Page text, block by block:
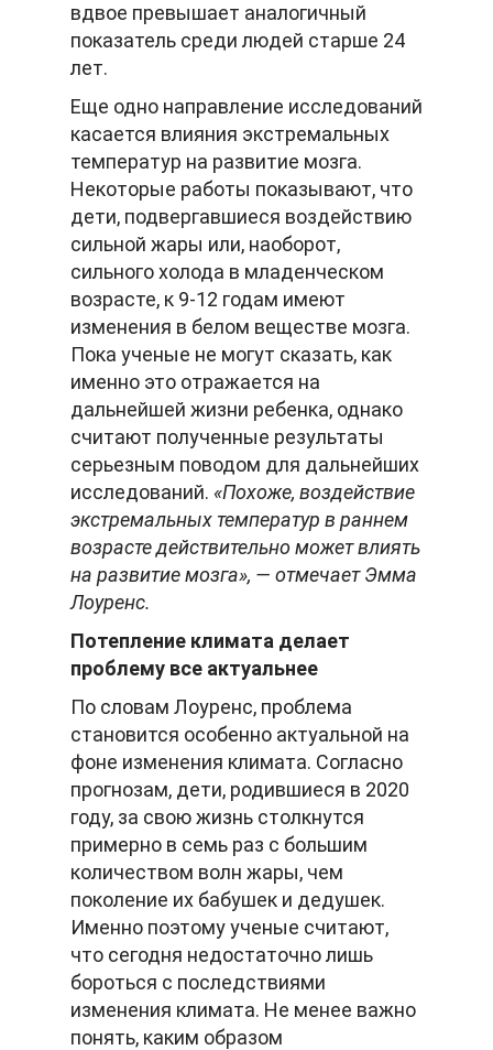
вдвое превышает аналогичный
показатель среди людей старше 24
лет.
Еще одно направление исследований
касается влияния экстремальных
температур на развитие мозга.
Некоторые работы показывают, что
дети, подвергавшиеся воздействию
сильной жары или, наоборот,
сильного холода в младенческом
возрасте, к 9-12 годам имеют
изменения в белом веществе мозга.
Пока ученые не могут сказать, как
именно это отражается на
дальнейшей жизни ребенка, однако
считают полученные результаты
серьезным поводом для дальнейших
исследований. «Похоже, воздействие
экстремальных температур в раннем
возрасте действительно может влиять
на развитие мозга», — отмечает Эмма
Лоуренс.
Потепление климата делает
проблему все актуальнее
По словам Лоуренс, проблема
становится особенно актуальной на
фоне изменения климата. Согласно
прогнозам, дети, родившиеся в 2020
году, за свою жизнь столкнутся
примерно в семь раз с большим
количеством волн жары, чем
поколение их бабушек и дедушек.
Именно поэтому ученые считают,
что сегодня недостаточно лишь
бороться с последствиями
изменения климата. Не менее важно
понять, каким образом